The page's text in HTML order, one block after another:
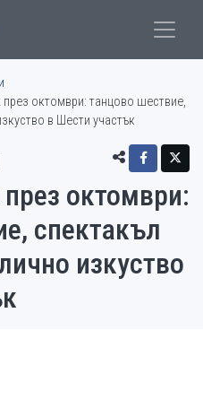
през октомври: танцово шествие,
в Шести участък
октомври:
спектакъл
изкуство